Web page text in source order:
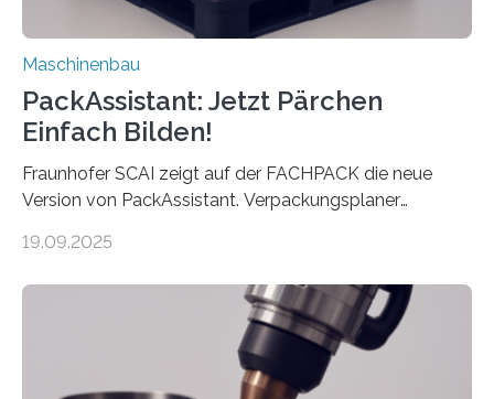
Maschinenbau
PackAssistant: Jetzt Pärchen
Einfach Bilden!
Fraunhofer SCAI zeigt auf der FACHPACK die neue
Version von PackAssistant. Verpackungsplaner
Automobil, Maschinenbau und in der Zulieferindustrie.
Teile als eine Einheit verpacken. Die Anordnung kann
der Benutzer vorgeben und erhält so mehr Kontrolle
über die Positionierung der Bauteile. Die ebenfalls neue
Automatisierungsschnittstelle dient dazu, die Software
19.09.2025